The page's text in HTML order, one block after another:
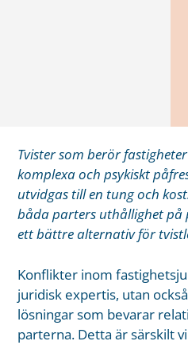
Tvister som berör
komplexa och psykiskt
utvidgas till en tung och
båda parters uthållighet på
ett bättre alternativ för
Konflikter inom
juridisk expertis, utan
lösningar som bevarar
parterna. Detta är särskilt